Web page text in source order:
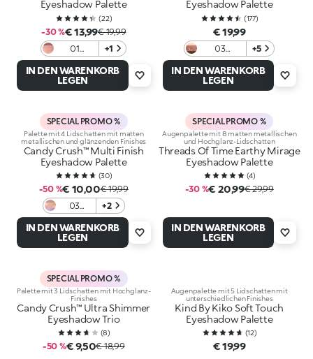
Eyeshadow Palette
(22)
-30 %€ 13,99€ 19,99
01
Embrace
Yourself
+1
IN DEN WARENKORB
LEGEN
Eyeshadow Palette
(177)
€ 19,99
03
Burgundy
Notes
+5
IN DEN WARENKORB
LEGEN
SPECIAL PROMO %
Palette mit 4 Lidschatten mit matten
metallischen und glänzenden Finishes
Candy Crush™ Multi Finish
Eyeshadow Palette
(30)
-50 %€ 10,00€ 19,99
03
Berry
Bonbon
+2
IN DEN WARENKORB
LEGEN
SPECIAL PROMO %
Augenpalette mit 8 matten metallischen
und Hochglanz-Lidschatten
Threads Of Time Earthy Mirage
Eyeshadow Palette
(4)
-30 %€ 20,99€ 29,99
IN DEN WARENKORB
LEGEN
SPECIAL PROMO %
Palette mit 3 Lidschatten mit Hochglanz-
Finishes
Candy Crush™ Ultra Shimmer
Eyeshadow Trio
(8)
-50 %€ 9,50€ 18,99
Augenpalette mit 5 Lidschatten mit
unterschiedlichen Finishes
Kind By Kiko Soft Touch
Eyeshadow Palette
(12)
€ 19,99